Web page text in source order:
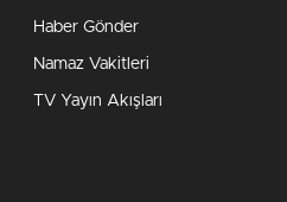
Haber Gönder
Namaz Vakitleri
TV Yayın Akışları